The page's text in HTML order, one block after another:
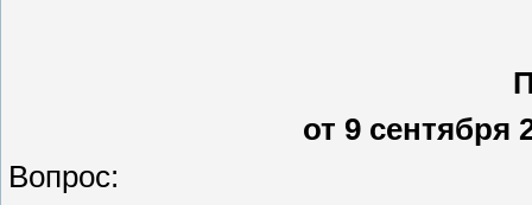
от 9 сентября
Вопрос: